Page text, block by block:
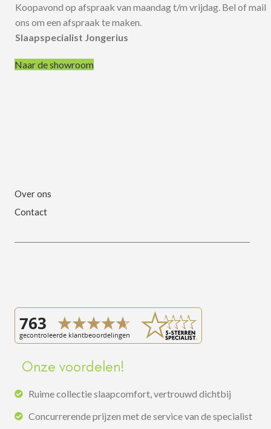
Koopavond op afspraak van maandag t/m vrijdag. Bel of mail
ons om een afspraak te maken.
Slaapspecialist Jongerius
Naar de showroom
Over ons
Contact
Onze voordelen!
Ruime collectie slaapcomfort, vertrouwd dichtbij
Concurrerende prijzen met de service van de specialist